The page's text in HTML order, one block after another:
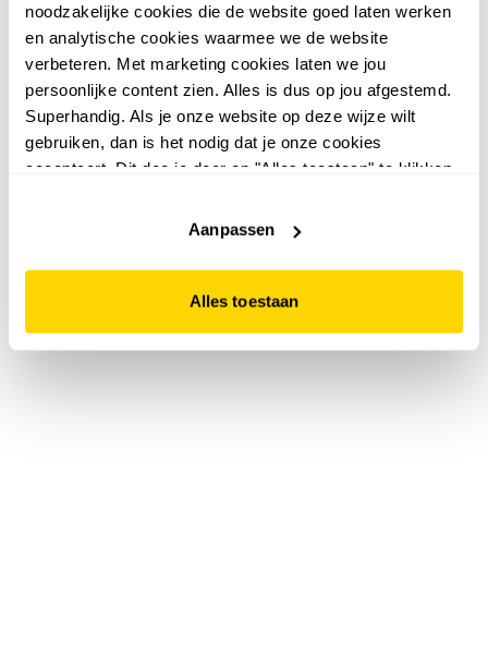
noodzakelijke cookies die de website goed laten werken
en analytische cookies waarmee we de website
verbeteren. Met marketing cookies laten we jou
persoonlijke content zien. Alles is dus op jou afgestemd.
Superhandig. Als je onze website op deze wijze wilt
gebruiken, dan is het nodig dat je onze cookies
accepteert. Dit doe je door op "Alles toestaan" te klikken.
website niet optimaal functioneert.
Aanpassen
Alles toestaan